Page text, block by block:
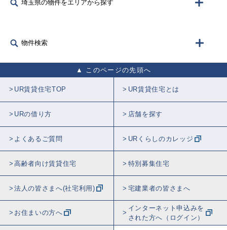
埼玉県の物件をエリアから探す
物件検索
このページの先頭へ
UR賃貸住宅TOP UR賃貸住宅とは
URの借り方 店舗を探す
よくあるご質問 URくらしのカレッジ
高齢者向け賃貸住宅 特別募集住宅
法人の皆さまへ(社宅利用) 宅建業者の皆さまへ
お住まいの方へ
インターネット申込みを
された方へ（ログイン）